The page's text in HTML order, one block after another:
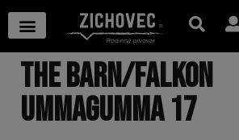
THE BARN/FALKON
UMMAGUMMA 17